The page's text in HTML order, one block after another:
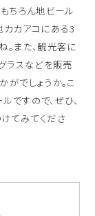
ちろん地ビール
カカアコにある3
また、観光客に
ラスなどを販売
でしょうか。こ
すので、ぜひ、
てみてくださ